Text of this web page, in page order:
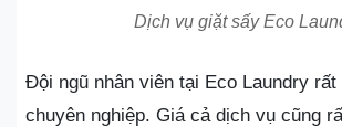
Dịch vụ giặt sấy Eco
Đội ngũ nhân viên tại Eco Laundry rất
chuyên nghiệp. Giá cả dịch vụ cũng